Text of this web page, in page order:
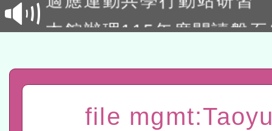
本館辦理115年度閱讀磐
程
A3數位素養講師名單
「數位內容與教學軟體線
file